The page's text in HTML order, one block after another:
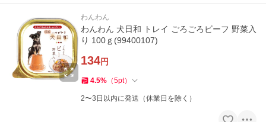
わんわん
わんわん 犬日和 トレイ ごろごろビーフ 野菜入
り 100ｇ(99400107)
134円
4.5% （5pt）
2〜3日以内に発送（休業日を除く）